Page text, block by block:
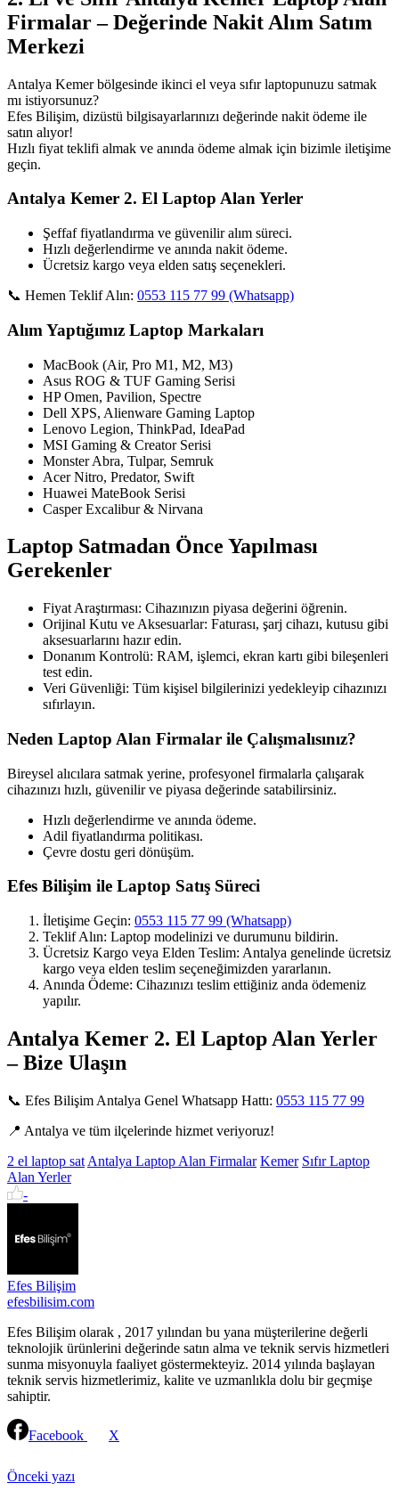
Firmalar – Değerinde Nakit Alım Satım
Merkezi
Antalya Kemer bölgesinde ikinci el veya sıfır laptopunuzu satmak
mı istiyorsunuz?
Efes Bilişim, dizüstü bilgisayarlarınızı değerinde nakit ödeme ile
satın alıyor!
Hızlı fiyat teklifi almak ve anında ödeme almak için bizimle iletişime
geçin.
Antalya Kemer 2. El Laptop Alan Yerler
Şeffaf fiyatlandırma ve güvenilir alım süreci.
Hızlı değerlendirme ve anında nakit ödeme.
Ücretsiz kargo veya elden satış seçenekleri.
📞 Hemen Teklif Alın: 0553 115 77 99 (Whatsapp)
Alım Yaptığımız Laptop Markaları
MacBook (Air, Pro M1, M2, M3)
Asus ROG & TUF Gaming Serisi
HP Omen, Pavilion, Spectre
Dell XPS, Alienware Gaming Laptop
Lenovo Legion, ThinkPad, IdeaPad
MSI Gaming & Creator Serisi
Monster Abra, Tulpar, Semruk
Acer Nitro, Predator, Swift
Huawei MateBook Serisi
Casper Excalibur & Nirvana
Laptop Satmadan Önce Yapılması
Gerekenler
Fiyat Araştırması: Cihazınızın piyasa değerini öğrenin.
Orijinal Kutu ve Aksesuarlar: Faturası, şarj cihazı, kutusu gibi
aksesuarlarını hazır edin.
Donanım Kontrolü: RAM, işlemci, ekran kartı gibi bileşenleri
test edin.
Veri Güvenliği: Tüm kişisel bilgilerinizi yedekleyip cihazınızı
sıfırlayın.
Neden Laptop Alan Firmalar ile Çalışmalısınız?
Bireysel alıcılara satmak yerine, profesyonel firmalarla çalışarak
cihazınızı hızlı, güvenilir ve piyasa değerinde satabilirsiniz.
Hızlı değerlendirme ve anında ödeme.
Adil fiyatlandırma politikası.
Çevre dostu geri dönüşüm.
Efes Bilişim ile Laptop Satış Süreci
İletişime Geçin: 0553 115 77 99 (Whatsapp)
Teklif Alın: Laptop modelinizi ve durumunu bildirin.
Ücretsiz Kargo veya Elden Teslim: Antalya genelinde ücretsiz
kargo veya elden teslim seçeneğimizden yararlanın.
Anında Ödeme: Cihazınızı teslim ettiğiniz anda ödemeniz
yapılır.
Antalya Kemer 2. El Laptop Alan Yerler
– Bize Ulaşın
📞 Efes Bilişim Antalya Genel Whatsapp Hattı: 0553 115 77 99
📍 Antalya ve tüm ilçelerinde hizmet veriyoruz!
2 el laptop sat Antalya Laptop Alan Firmalar Kemer Sıfır Laptop
Alan Yerler
-
Efes Bilişim
efesbilisim.com
Efes Bilişim olarak , 2017 yılından bu yana müşterilerine değerli
teknolojik ürünlerini değerinde satın alma ve teknik servis hizmetleri
sunma misyonuyla faaliyet göstermekteyiz. 2014 yılında başlayan
teknik servis hizmetlerimiz, kalite ve uzmanlıkla dolu bir geçmişe
sahiptir.
Facebook X
Reading
Önceki yazı